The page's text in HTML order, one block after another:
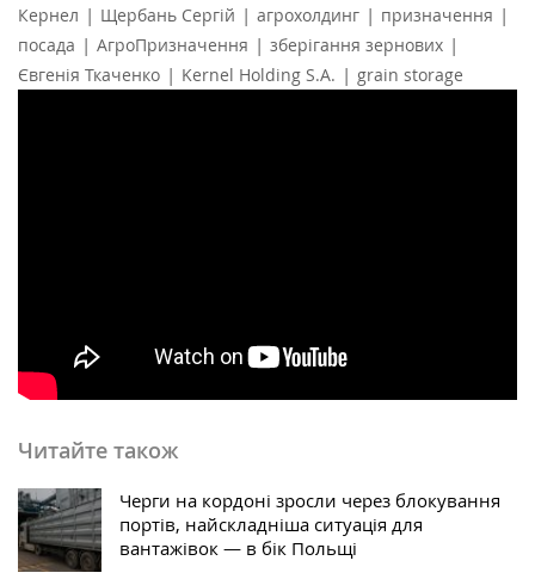
Кернел | Щербань Сергій | агрохолдинг | призначення |
посада | АгроПризначення | зберігання зернових |
Євгенія Ткаченко | Kernel Holding S.A. | grain storage
Читайте також
Черги на кордоні зросли через блокування
портів, найскладніша ситуація для
вантажівок — в бік Польщі